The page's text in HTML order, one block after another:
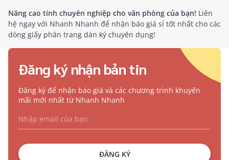
Nâng cao tính chuyên nghiệp cho văn phòng của bạn! Liên
hệ ngay với Nhanh Nhanh để nhận báo giá sỉ tốt nhất cho các
dòng giấy phân trang dán ký chuyên dụng!
Đăng ký nhận bản tin
Đăng ký để nhận báo giá và các chương trình khuyến
mãi mới nhất từ Nhanh Nhanh
ĐĂNG KÝ